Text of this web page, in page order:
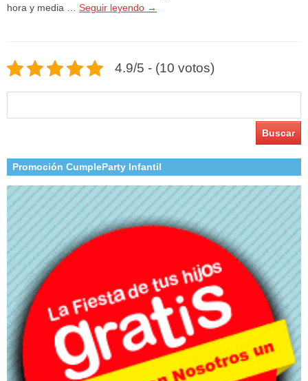
hora y media … Seguir leyendo →
4.9/5 - (10 votos)
Promoción CumpleParty Infantil